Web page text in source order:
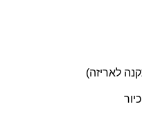
לאריזה)